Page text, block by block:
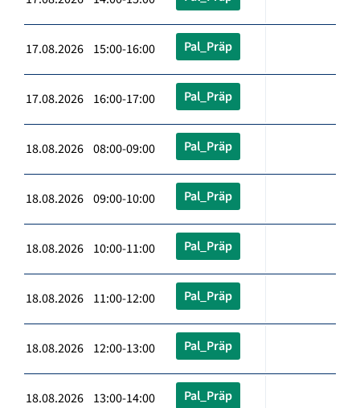
17.08.2026 15:00-16:00 Pal_Präp
17.08.2026 16:00-17:00 Pal_Präp
18.08.2026 08:00-09:00 Pal_Präp
18.08.2026 09:00-10:00 Pal_Präp
18.08.2026 10:00-11:00 Pal_Präp
18.08.2026 11:00-12:00 Pal_Präp
18.08.2026 12:00-13:00 Pal_Präp
18.08.2026 13:00-14:00 Pal_Präp